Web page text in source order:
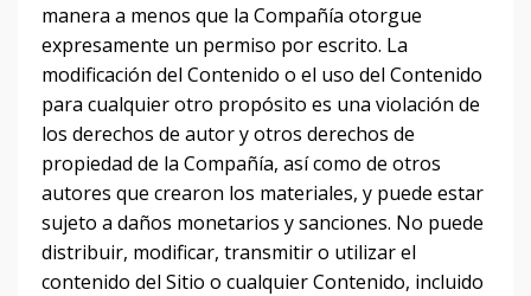
manera a menos que la Compañía otorgue
expresamente un permiso por escrito. La
modificación del Contenido o el uso del Contenido
para cualquier otro propósito es una violación de
los derechos de autor y otros derechos de
propiedad de la Compañía, así como de otros
autores que crearon los materiales, y puede estar
sujeto a daños monetarios y sanciones. No puede
distribuir, modificar, transmitir o utilizar el
contenido del Sitio o cualquier Contenido, incluido